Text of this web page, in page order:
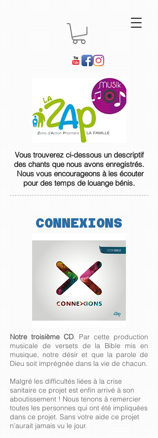
Vous trouverez ci-dessous un descriptif
des chants que nous avons enregistrés.
Nous vous encourageons à les écouter
pour des temps de louange bénis.
CONNEXIONS
Notre troisième CD. ​Par cette production
musicale de versets de la Bible mis en
musique, notre désir et que la parole de
Dieu soit imprégnée dans la vie de chacun.
Malgré les difficultés liées à la crise
sanitaire ce projet est enfin arrivé à son
aboutissement ! Nous tenons à remercier
toutes les personnes qui ont été impliquées
dans ce projet. Sans votre aide ce projet
n’aurait jamais vu le jour.​